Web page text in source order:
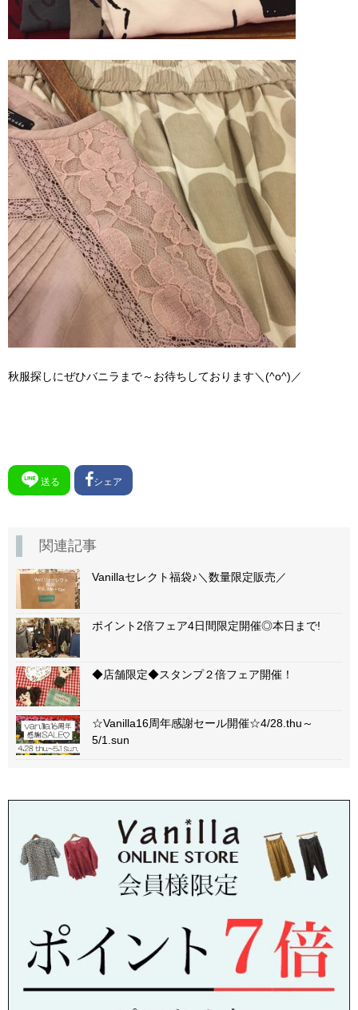
秋服探しにぜひバニラまで～お待ちしております＼(^o^)／
送る シェア
関連記事
Vanillaセレクト福袋♪＼数量限定販売／
ポイント2倍フェア4日間限定開催◎本日まで!
◆店舗限定◆スタンプ２倍フェア開催！
☆Vanilla16周年感謝セール開催☆4/28.thu～
5/1.sun